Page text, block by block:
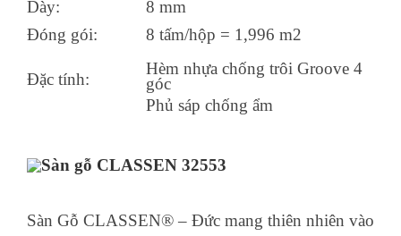
Dày:
8 mm
Đóng gói:
8 tấm/hộp = 1,996 m2
Đặc tính:
Hèm nhựa chống trôi Groove 4
góc
Phủ sáp chống ẩm
Sàn Gỗ CLASSEN® – Đức mang thiên nhiên vào